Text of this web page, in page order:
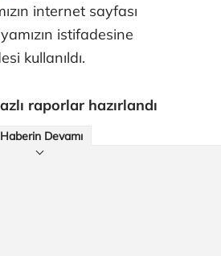
internet sayfası
istifadesine
kullanıldı.
raporlar hazırlandı
Haberin Devamı